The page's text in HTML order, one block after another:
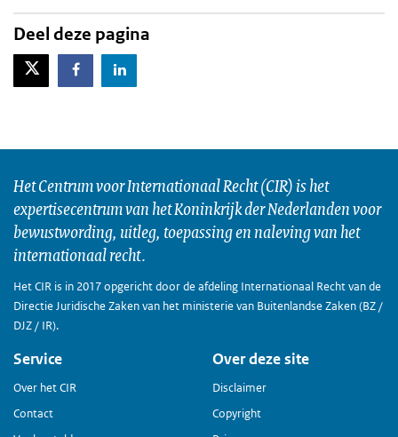
Deel deze pagina
X-TwitterFacebookLinkedIn
Het Centrum voor Internationaal Recht (CIR) is het
expertisecentrum van het Koninkrijk der Nederlanden voor
bewustwording, uitleg, toepassing en naleving van het
internationaal recht.
Het CIR is in 2017 opgericht door de afdeling Internationaal Recht van de
Directie Juridische Zaken van het ministerie van Buitenlandse Zaken (BZ /
DJZ / IR).
Service
Over het CIR
Contact
Over deze site
Disclaimer
Copyright